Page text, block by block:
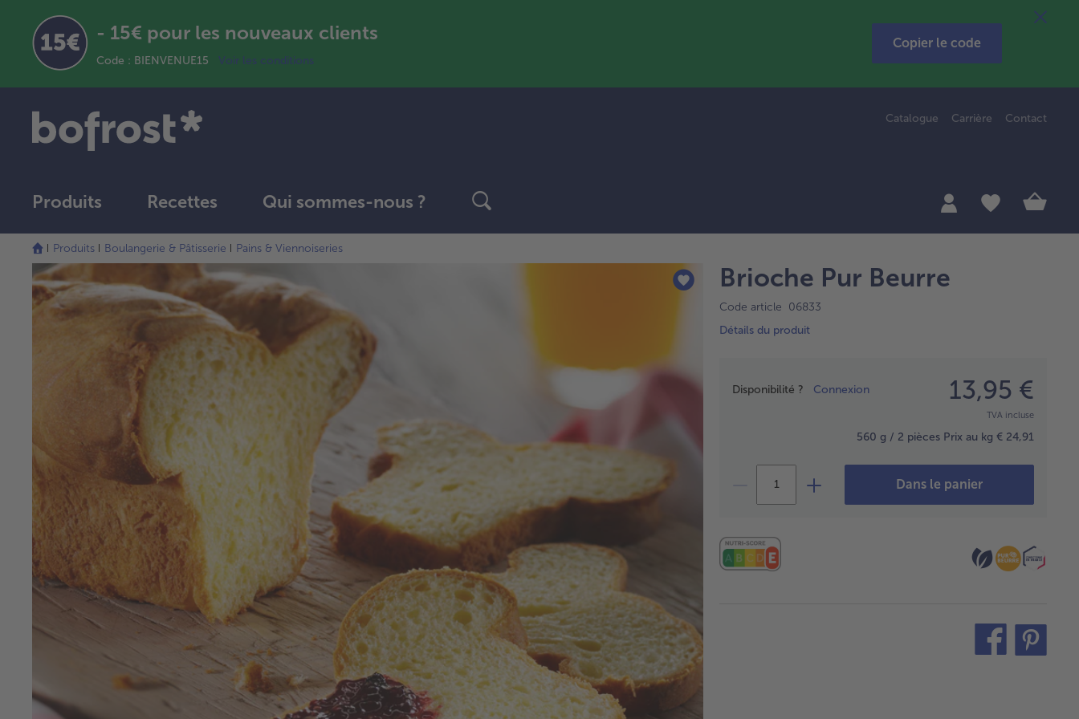
- 15€ pour les nouveaux clients
Code : BIENVENUE15 Voir les conditions
Copier le code
Catalogue Carrière Contact
Produits Recettes Qui sommes-nous ?
Produits Boulangerie & Pâtisserie Pains & Viennoiseries
Brioche Pur Beurre
Code article 06833
Détails du produit
Disponibilité ? Connexion 13,95 €
TVA incluse
560 g / 2 pièces Prix au kg € 24,91
Dans le panier
teilen